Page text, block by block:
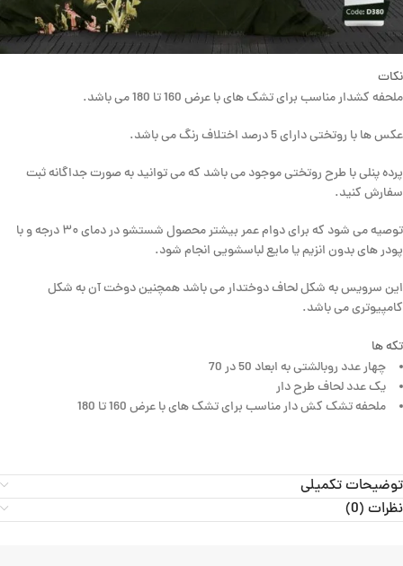
نکات
ملحفه کشدار مناسب برای تشک های با عرض 160 تا 180 می باشد.
عکس ها با روتختی دارای 5 درصد اختلاف رنگ می باشد.
پرده پنلی با طرح روتختی موجود می باشد که می توانید به صورت جداگانه ثبت
سفارش کنید.
توصیه می شود که برای دوام عمر بیشتر محصول شستشو در دمای ۳۰ درجه و با
پودر های بدون انزیم یا مایع لباسشویی انجام شود.
این سرویس به شکل لحاف دوختدار می باشد همچنین دوخت آن به شکل
کامپیوتری می باشد.
تکه ها
چهار عدد روبالشتی به ابعاد 50 در 70
یک عدد لحاف طرح دار
ملحفه تشک کش دار مناسب برای تشک های با عرض 160 تا 180
توضیحات تکمیلی
نظرات (0)